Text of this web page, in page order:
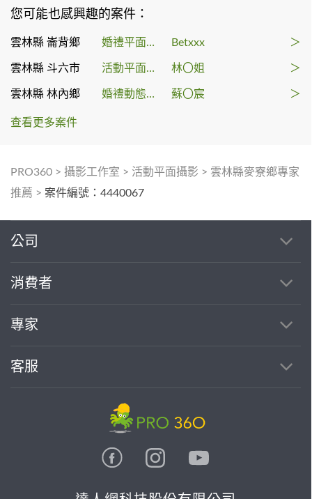
您可能也感興趣的案件：
雲林縣 崙背鄉 婚禮平面攝影 Betxxx ＞
雲林縣 斗六市 活動平面攝影 林〇姐 ＞
雲林縣 林內鄉 婚禮動態錄影 蘇〇宸 ＞
查看更多案件
PRO360 > 攝影工作室 > 活動平面攝影 > 雲林縣麥寮鄉專家
推薦 > 案件編號：4440067
公司
消費者
專家
客服